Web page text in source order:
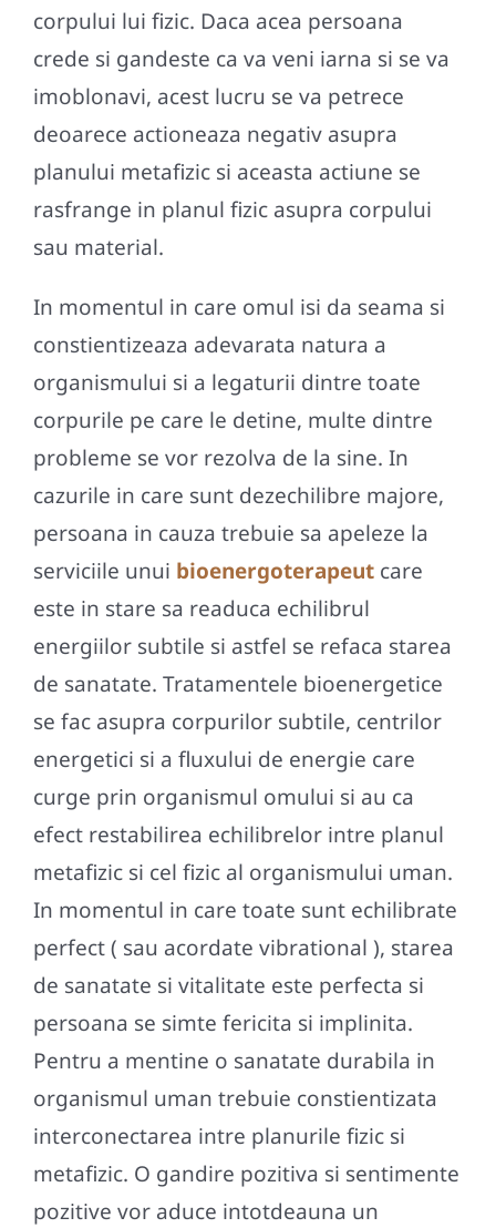
corpului lui fizic. Daca acea persoana
crede si gandeste ca va veni iarna si se va
imoblonavi, acest lucru se va petrece
deoarece actioneaza negativ asupra
planului metafizic si aceasta actiune se
rasfrange in planul fizic asupra corpului
sau material.
In momentul in care omul isi da seama si
constientizeaza adevarata natura a
organismului si a legaturii dintre toate
corpurile pe care le detine, multe dintre
probleme se vor rezolva de la sine. In
cazurile in care sunt dezechilibre majore,
persoana in cauza trebuie sa apeleze la
serviciile unui bioenergoterapeut care
este in stare sa readuca echilibrul
energiilor subtile si astfel se refaca starea
de sanatate. Tratamentele bioenergetice
se fac asupra corpurilor subtile, centrilor
energetici si a fluxului de energie care
curge prin organismul omului si au ca
efect restabilirea echilibrelor intre planul
metafizic si cel fizic al organismului uman.
In momentul in care toate sunt echilibrate
perfect ( sau acordate vibrational ), starea
de sanatate si vitalitate este perfecta si
persoana se simte fericita si implinita.
Pentru a mentine o sanatate durabila in
organismul uman trebuie constientizata
interconectarea intre planurile fizic si
metafizic. O gandire pozitiva si sentimente
pozitive vor aduce intotdeauna un